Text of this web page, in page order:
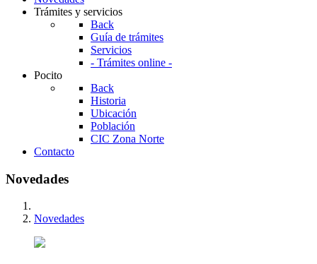
Trámites y servicios
Back
Guía de trámites
Servicios
- Trámites online -
Pocito
Back
Historia
Ubicación
Población
CIC Zona Norte
Contacto
Novedades
Novedades